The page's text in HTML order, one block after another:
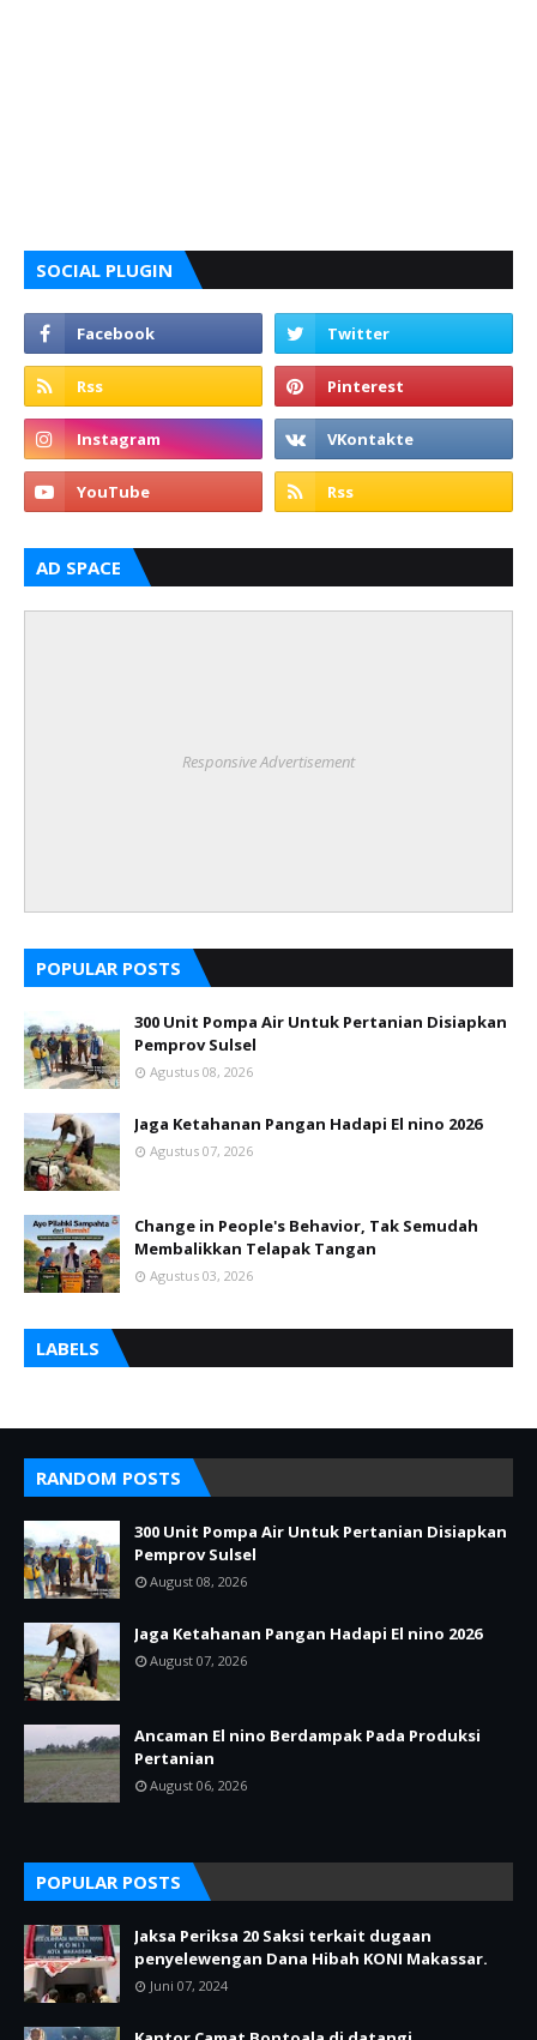
SOCIAL PLUGIN
AD SPACE
Responsive Advertisement
POPULAR POSTS
300 Unit Pompa Air Untuk Pertanian Disiapkan
Pemprov Sulsel
Agustus 08, 2026
Jaga Ketahanan Pangan Hadapi El nino 2026
Agustus 07, 2026
Change in People's Behavior, Tak Semudah
Membalikkan Telapak Tangan
Agustus 03, 2026
LABELS
RANDOM POSTS
300 Unit Pompa Air Untuk Pertanian Disiapkan
Pemprov Sulsel
August 08, 2026
Jaga Ketahanan Pangan Hadapi El nino 2026
August 07, 2026
Ancaman El nino Berdampak Pada Produksi
Pertanian
August 06, 2026
POPULAR POSTS
Jaksa Periksa 20 Saksi terkait dugaan
penyelewengan Dana Hibah KONI Makassar.
Juni 07, 2024